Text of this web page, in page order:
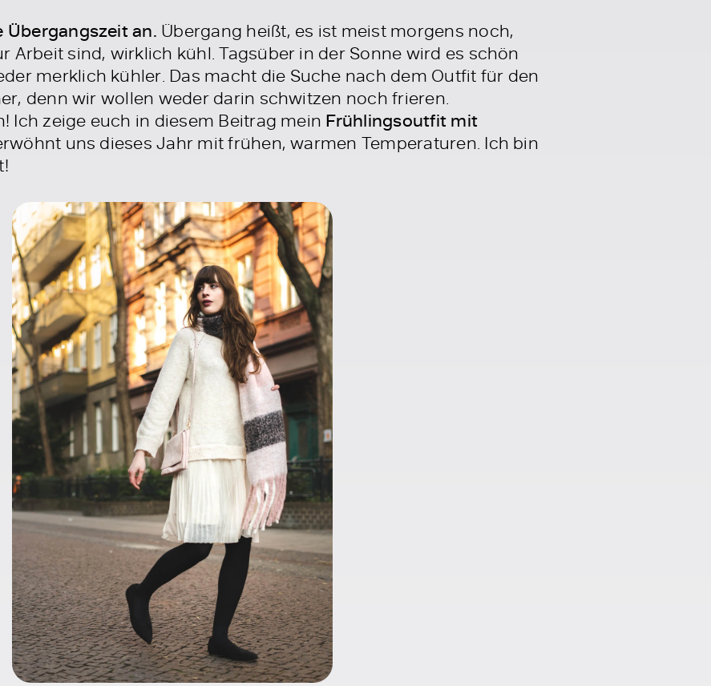
an. Übergang heißt, es ist meist morgens noch,
Arbeit sind, wirklich kühl. Tagsüber in der Sonne wird es schön
merklich kühler. Das macht die Suche nach dem Outfit für den
denn wir wollen weder darin schwitzen noch frieren.
Ich zeige euch in diesem Beitrag mein Frühlingsoutfit mit
uns dieses Jahr mit frühen, warmen Temperaturen. Ich bin